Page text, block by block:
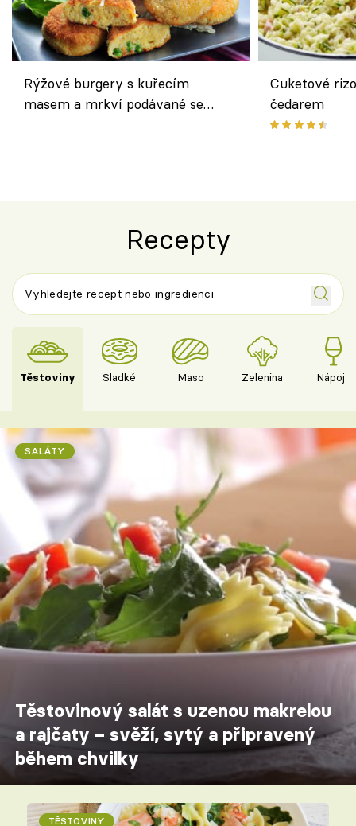
Rýžové burgery s kuřecím
masem a mrkví podávané se
Cuketové
čedarem
Recepty
Těstoviny Sladké Maso Zelenina Nápoje
SALÁTY
Těstovinový salát s uzenou makrelou
a rajčaty – svěží, sytý a připravený
během chvilky
TĚSTOVINY